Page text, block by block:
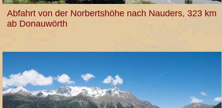
Abfahrt von der Norbertshöhe nach Nauders, 323 km
ab Donauwörth